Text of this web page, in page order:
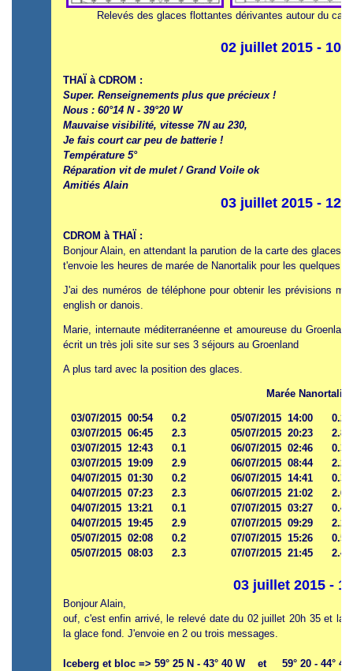
Relevés des glaces flottantes dérivantes autour du
02 juillet 2015 - 10h
THAÏ à CDROM :
Super. Renseignements plus que précieux !
Nous : 60°14 N - 39°20 W
Mauvaise visibilité, vitesse 7N au 230,
Je fais court car peu de batterie !
Température 5°
Réparation vit de mulet / Grand Voile ok
Amitiés Alain
03 juillet 2015 - 12h
CDROM à THAÏ :
Bonjour Alain, en attendant la parution de la carte des glaces
t'envoie les heures de marée de Nanortalik pour les quelques
J'ai des numéros de téléphone pour obtenir les prévisions
english or danois.
Marie, internaute méditerranéenne et amoureuse du
écrit un très joli site sur ses 3 séjours au Groenland
A plus tard avec la position des glaces.
Marée Nanortalik
03/07/2015 00:54 0.2
03/07/2015 06:45 2.3
03/07/2015 12:43 0.1
03/07/2015 19:09 2.9
04/07/2015 01:30 0.2
04/07/2015 07:23 2.3
04/07/2015 13:21 0.1
04/07/2015 19:45 2.9
05/07/2015 02:08 0.2
05/07/2015 08:03 2.3
05/07/2015 14:00 0.2
05/07/2015 20:23 2.8
06/07/2015 02:46 0.3
06/07/2015 08:44 2.2
06/07/2015 14:41 0.3
06/07/2015 21:02 2.6
07/07/2015 03:27 0.4
07/07/2015 09:29 2.2
07/07/2015 15:26 0.5
07/07/2015 21:45 2.4
03 juillet 2015 -
Bonjour Alain,
ouf, c'est enfin arrivé, le relevé date du 02 juillet 20h 35 et la
la glace fond. J'envoie en 2 ou trois messages.
Iceberg et bloc => 59° 25 N - 43° 40 W et 59° 20 - 44° 40